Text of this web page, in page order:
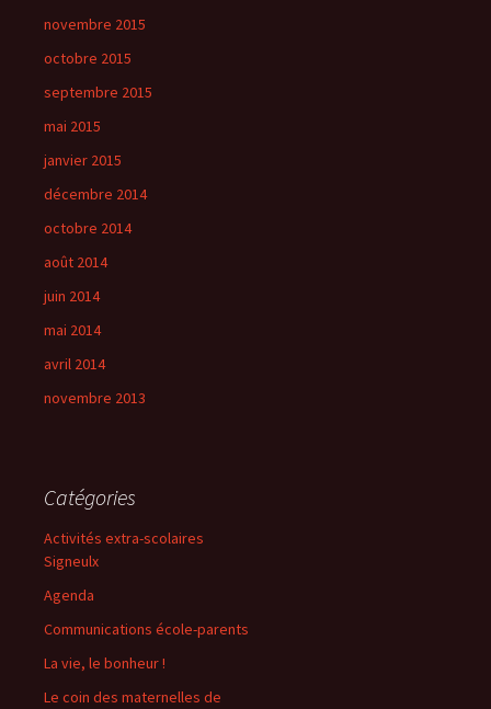
novembre 2015
octobre 2015
septembre 2015
mai 2015
janvier 2015
décembre 2014
octobre 2014
août 2014
juin 2014
mai 2014
avril 2014
novembre 2013
Catégories
Activités extra-scolaires
Signeulx
Agenda
Communications école-parents
La vie, le bonheur !
Le coin des maternelles de